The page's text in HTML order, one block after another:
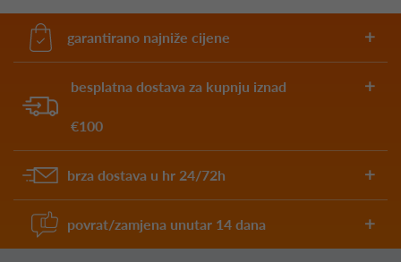
garantirano najniže cijene
besplatna dostava za kupnju iznad
€100
brza dostava u hr 24/72h
povrat/zamjena unutar 14 dana